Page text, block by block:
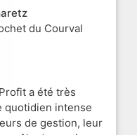
du Courval
a été très
quotidien intense
de gestion, leur